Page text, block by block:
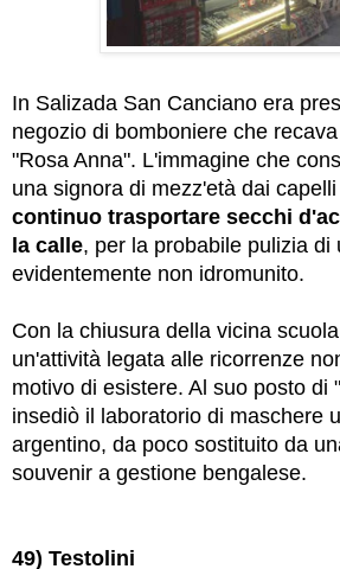
In Salizada San Canciano era
negozio di bomboniere che
"Rosa Anna". L'immagine che
una signora di mezz'età dai
continuo trasportare secchi
la calle, per la probabile pulizia di
evidentemente non idromunito.
Con la chiusura della vicina
un'attività legata alle ricorrenze
motivo di esistere. Al suo posto di
insediò il laboratorio di maschere
argentino, da poco sostituito da
souvenir a gestione bengalese.
49) Testolini